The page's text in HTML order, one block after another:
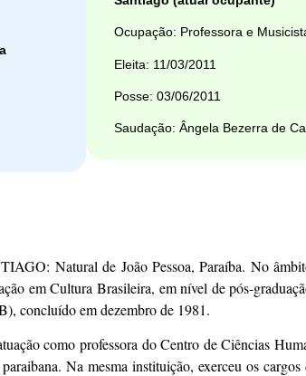
Ocupação: Professora e
Eleita: 11/03/2011
Posse: 03/06/2011
Saudação: Ângela Bezerra de
Natural de João Pessoa, Paraíba. No
em Cultura Brasileira, em nível de pós-
concluído em dezembro de 1981.
como professora do Centro de Ciências
Na mesma instituição, exerceu os